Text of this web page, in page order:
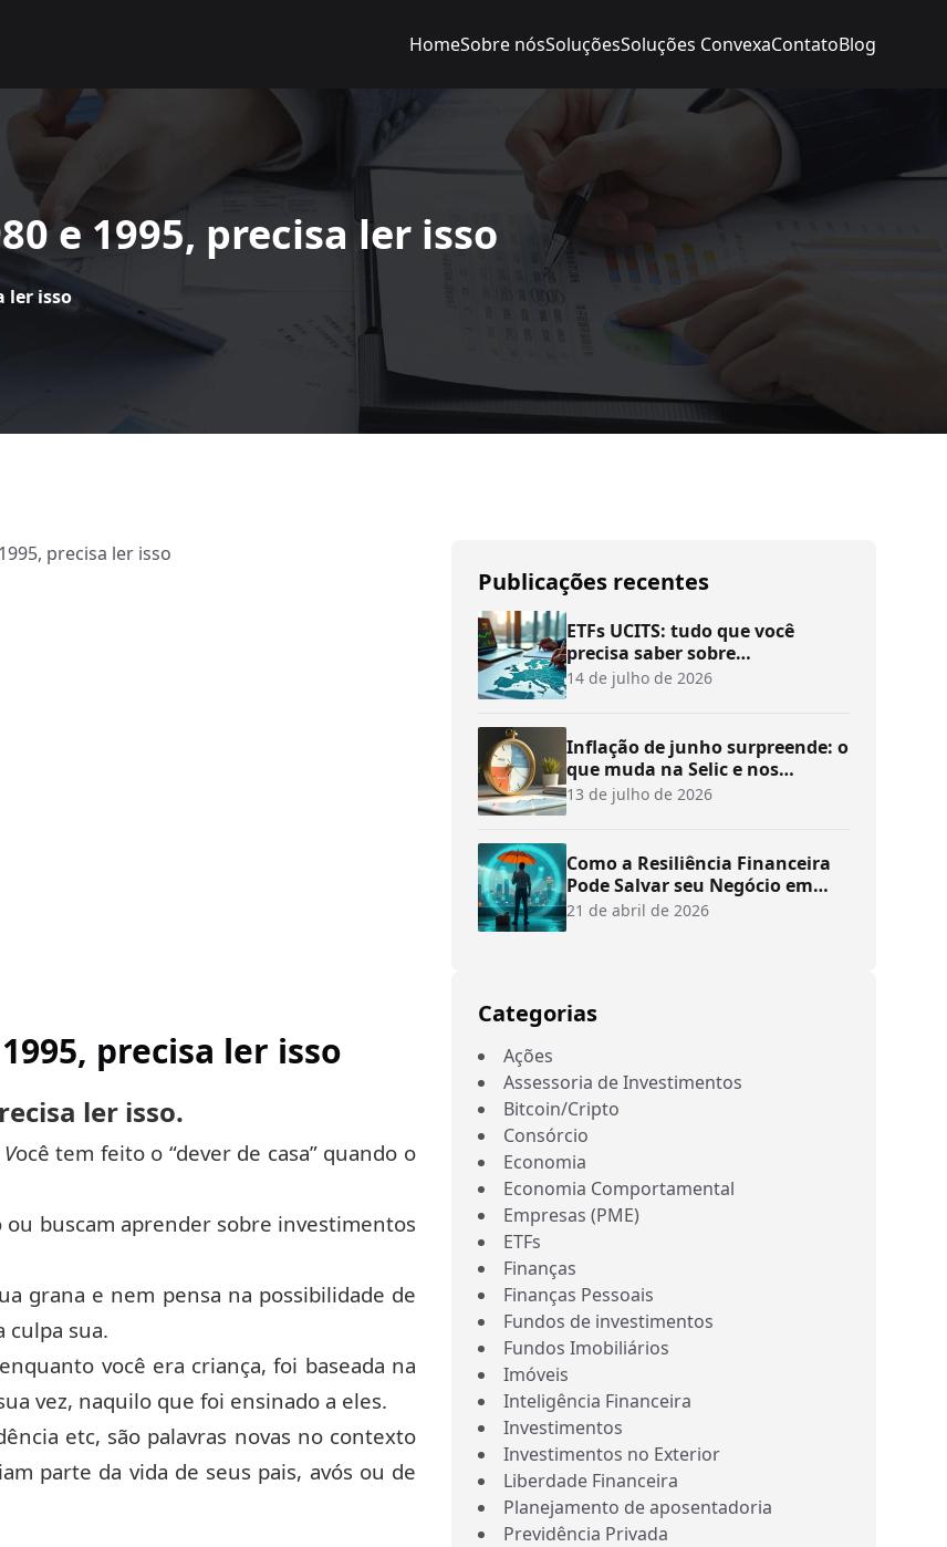
HomeSobre nósSoluçõesSoluções ConvexaContatoBlog
e 1995, precisa ler isso
ler isso
precisa ler isso
ler isso.
ocê tem feito o “dever de casa” quando o
ou buscam aprender sobre investimentos
grana e nem pensa na possibilidade de
culpa sua.
você era criança, foi baseada na
vez, naquilo que foi ensinado a eles.
etc, são palavras novas no contexto
parte da vida de seus pais, avós ou de
Publicações recentes
ETFs UCITS: tudo que você
precisa saber sobre
investimentos
14 de julho de 2026
Inflação de junho surpreende: o
que muda na Selic e nos
investimentos?
13 de julho de 2026
Como a Resiliência Financeira
Pode Salvar seu Negócio em
Tempos de Crise
21 de abril de 2026
Categorias
Ações
Assessoria de Investimentos
Bitcoin/Cripto
Consórcio
Economia
Economia Comportamental
Empresas (PME)
ETFs
Finanças
Finanças Pessoais
Fundos de investimentos
Fundos Imobiliários
Imóveis
Inteligência Financeira
Investimentos
Investimentos no Exterior
Liberdade Financeira
Planejamento de aposentadoria
Previdência Privada